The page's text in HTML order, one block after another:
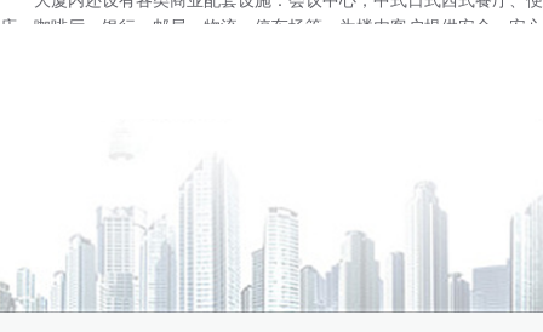
店、咖啡厅，银行、邮局、物流、停车场等，为楼内客户提供安全、安